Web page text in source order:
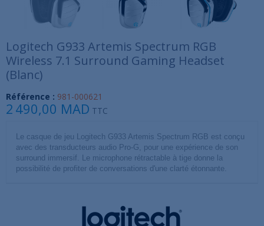
Logitech G933 Artemis Spectrum RGB
Wireless 7.1 Surround Gaming Headset
(Blanc)
Référence : 981-000621
2 490,00 MAD TTC
Le casque de jeu Logitech G933 Artemis Spectrum RGB est conçu
avec des transducteurs audio Pro-G, pour une expérience de son
surround immersif. Le microphone rétractable à tige donne la
possibilité de profiter de conversations d'une clarté étonnante.